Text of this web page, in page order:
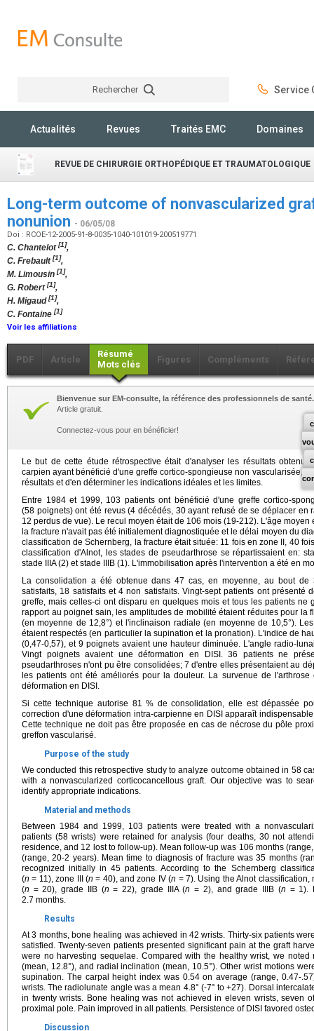
Rechercher Service
Actualités Revues Traités EMC Domaines
REVUE DE CHIRURGIE ORTHOPÉDIQUE ET TRAUMATOLOGIQUE
Long-term outcome of nonvascularized
nonunion - 06/05/08
Doi : RCOE-12-2005-91-8-0035-1040-101019-200519771
C. Chantelot[1],
C. Frebault[1],
M. Limousin [1],
G. Robert[1],
H. Migaud[1],
C. Fontaine [1]
Voir les affiliations
PDF Article
Résumé
Mots clés
Figures Compléments
Bienvenue sur EM-consulte, la référence des professionnels de santé.
Article gratuit.
Connectez-vous pour en bénéficier!
Le but de cette étude rétrospective était d'analyser les résultats
carpien ayant bénéficié d'une greffe cortico-spongieuse non vascularisée,
résultats et d'en déterminer les indications idéales et les limites.
Entre 1984 et 1999, 103 patients ont bénéficié d'une greffe cortico-
(58 poignets) ont été revus (4 décédés, 30 ayant refusé de se déplacer
12 perdus de vue). Le recul moyen était de 106 mois (19-212). L'âge
la fracture n'avait pas été initialement diagnostiquée et le délai moyen du
classification de Schernberg, la fracture était située: 11 fois en zone II, 40
classification d'Alnot, les stades de pseudarthrose se répartissaient en:
stade IIIA (2) et stade IIIB (1). L'immobilisation après l'intervention a été en
La consolidation a été obtenue dans 47 cas, en moyenne, au bout de
satisfaits, 18 satisfaits et 4 non satisfaits. Vingt-sept patients ont présenté
greffe, mais celles-ci ont disparu en quelques mois et tous les patients ne
rapport au poignet sain, les amplitudes de mobilité étaient réduites pour la
(en moyenne de 12,8°) et l'inclinaison radiale (en moyenne de 10,5°).
étaient respectés (en particulier la supination et la pronation). L'indice de
(0,47-0,57), et 9 poignets avaient une hauteur diminuée. L'angle radio-
Vingt poignets avaient une déformation en DISI. 36 patients ne
pseudarthroses n'ont pu être consolidées; 7 d'entre elles présentaient au
les patients ont été améliorés pour la douleur. La survenue de
déformation en DISI.
Si cette technique autorise 81 % de consolidation, elle est dépassée
correction d'une déformation intra-carpienne en DISI apparaît
Cette technique ne doit pas être proposée en cas de nécrose du pôle
greffon vascularisé.
Purpose of the study
We conducted this retrospective study to analyze outcome obtained in 58
with a nonvascularized corticocancellous graft. Our objective was to
identify appropriate indications.
Material and methods
Between 1984 and 1999, 103 patients were treated with a
patients (58 wrists) were retained for analysis (four deaths, 30 not
residence, and 12 lost to follow-up). Mean follow-up was 106 months
(range, 20-2 years). Mean time to diagnosis of fracture was 35 months
recognized initially in 45 patients. According to the Schernberg
(n = 11), zone III (n = 40), and zone IV (n = 7). Using the Alnot
(n = 20), grade IIB (n = 22), grade IIIA (n = 2), and grade IIIB (n = 1).
2.7 months.
Results
At 3 months, bone healing was achieved in 42 wrists. Thirty-six patients
satisfied. Twenty-seven patients presented significant pain at the graft
were no harvesting sequelae. Compared with the healthy wrist, we noted
(mean, 12.8°), and radial inclination (mean, 10.5°). Other wrist motions
supination. The carpal height index was 0.54 on average (range, 0.47-
wrists. The radiolunate angle was a mean 4.8° (-7° to +27). Dorsal
in twenty wrists. Bone healing was not achieved in eleven wrists, seven
proximal pole. Pain improved in all patients. Persistence of DISI favored
Discussion